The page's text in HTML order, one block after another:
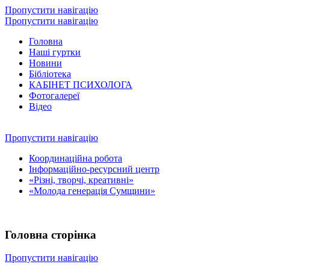
Пропустити навігацію
Пропустити навігацію
Головна
Наші гуртки
Новини
Бібліотека
КАБІНЕТ ПСИХОЛОГА
Фотогалереї
Відео
Пропустити навігацію
Координаційна робота
Інформаційно-ресурсний центр
«Різні, творчі, креативні»
«Молода генерація Сумщини»
Головна сторінка
Пропустити навігацію